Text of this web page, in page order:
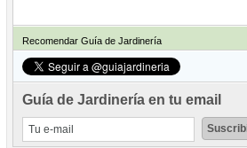
Recomendar Guía de Jardinería
Guía de Jardinería en tu email